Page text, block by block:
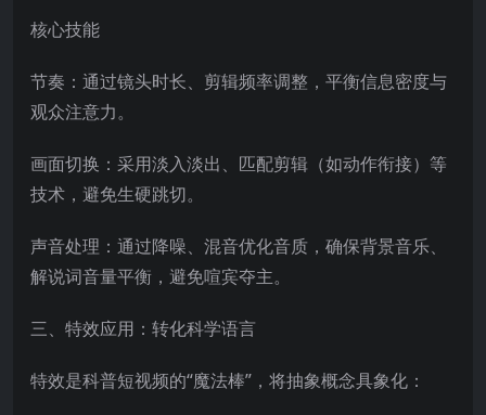
核心技能
节奏：通过镜头时长、剪辑频率调整，平衡信息密度与
观众注意力。
画面切换：采用淡入淡出、匹配剪辑（如动作衔接）等
技术，避免生硬跳切。
声音处理：通过降噪、混音优化音质，确保背景音乐、
解说词音量平衡，避免喧宾夺主。
三、特效应用：转化科学语言
特效是科普短视频的“魔法棒”，将抽象概念具象化：